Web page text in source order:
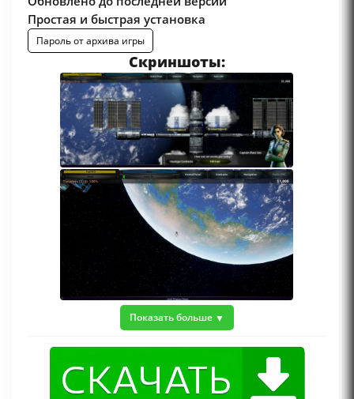
Простая и быстрая установка
Пароль от архива игры
Скриншоты:
Показать больше